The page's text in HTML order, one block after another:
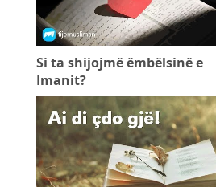
Si ta shijojmë ëmbëlsinë e
Imanit?